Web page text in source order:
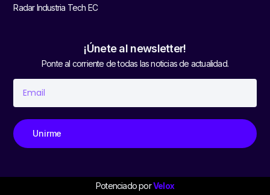
Radar Industria Tech EC
¡Únete al newsletter!
Ponte al corriente de todas las noticias de actualidad.
Unirme
Potenciado porVelox